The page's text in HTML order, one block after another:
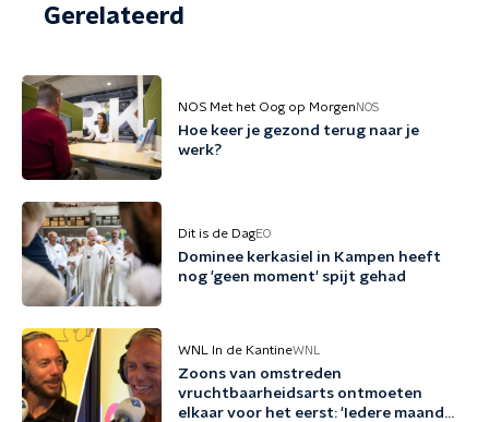
Gerelateerd
NOS Met het Oog op Morgen NOS
Hoe keer je gezond terug naar je
werk?
Dit is de DagEO
Dominee kerkasiel in Kampen heeft
nog 'geen moment' spijt gehad
WNL In de KantineWNL
Zoons van omstreden
vruchtbaarheidsarts ontmoeten
elkaar voor het eerst: 'Iedere maand